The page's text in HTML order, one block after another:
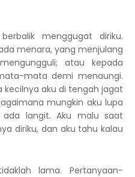
menggugat diriku.
menara, yang menjulang
atau kepada
mata demi menaungi.
kecilnya aku di tengah jagat
mungkin aku lupa
langit. Aku malu saat
diriku, dan aku tahu kalau
lama. Pertanyaan-